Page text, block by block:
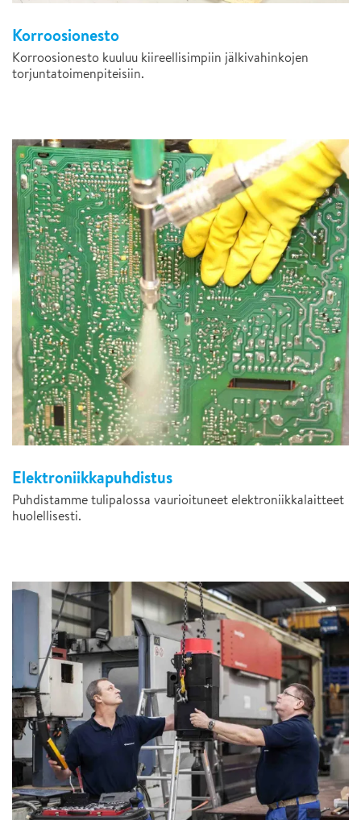
Korroosionesto
Korroosionesto kuuluu kiireellisimpiin jälkivahinkojen
torjuntatoimenpiteisiin.
Elektroniikkapuhdistus
Puhdistamme tulipalossa vaurioituneet elektroniikkalaitteet
huolellisesti.